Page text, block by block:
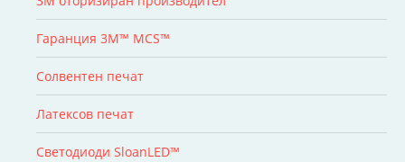
Гаранция 3M™ MCS™
Солвентен печат
Латексов печат
Светодиоди SloanLED™